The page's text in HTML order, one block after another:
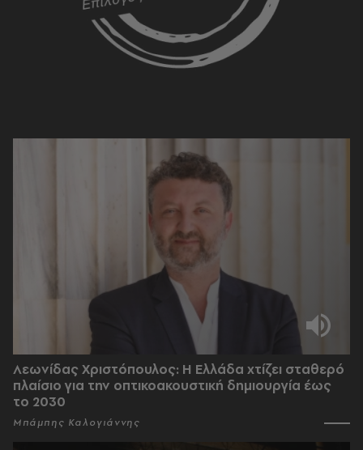
Λεωνίδας Χριστόπουλος: Η Ελλάδα χτίζει σταθερό
πλαίσιο για την οπτικοακουστική δημιουργία έως
το 2030
Μπάμπης Καλογιάννης